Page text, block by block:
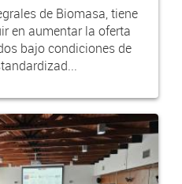
de Biomasa, tiene
en aumentar la oferta
bajo condiciones de